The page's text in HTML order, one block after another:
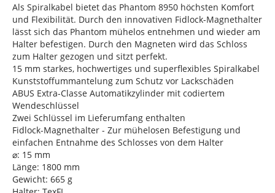
Als Spiralkabel bietet das Phantom 8950 höchsten Komfort
und Flexibilität. Durch den innovativen Fidlock-Magnethalter
lässt sich das Phantom mühelos entnehmen und wieder am
Halter befestigen. Durch den Magneten wird das Schloss
zum Halter gezogen und sitzt perfekt.
15 mm starkes, hochwertiges und superflexibles Spiralkabel
Kunststoffummantelung zum Schutz vor Lackschäden
ABUS Extra-Classe Automatikzylinder mit codiertem
Wendeschlüssel
Zwei Schlüssel im Lieferumfang enthalten
Fidlock-Magnethalter - Zur mühelosen Befestigung und
einfachen Entnahme des Schlosses von dem Halter
⌀: 15 mm
Länge: 1800 mm
Gewicht: 665 g